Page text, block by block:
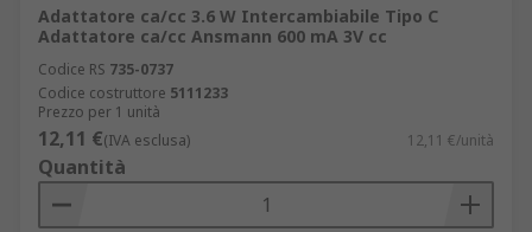
Adattatore ca/cc 3.6 W Intercambiabile Tipo C
Adattatore ca/cc Ansmann 600 mA 3V cc
Codice RS 735-0737
Codice costruttore 5111233
Prezzo per 1 unità
12,11 €(IVA esclusa) 12,11 €/unità
Quantità